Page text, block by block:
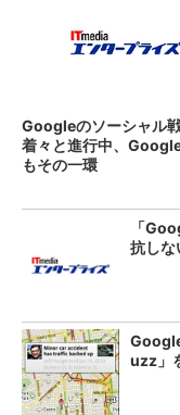
Googleのソーシャル
着々と進行中、
もその一環
「
抗し
uzz」